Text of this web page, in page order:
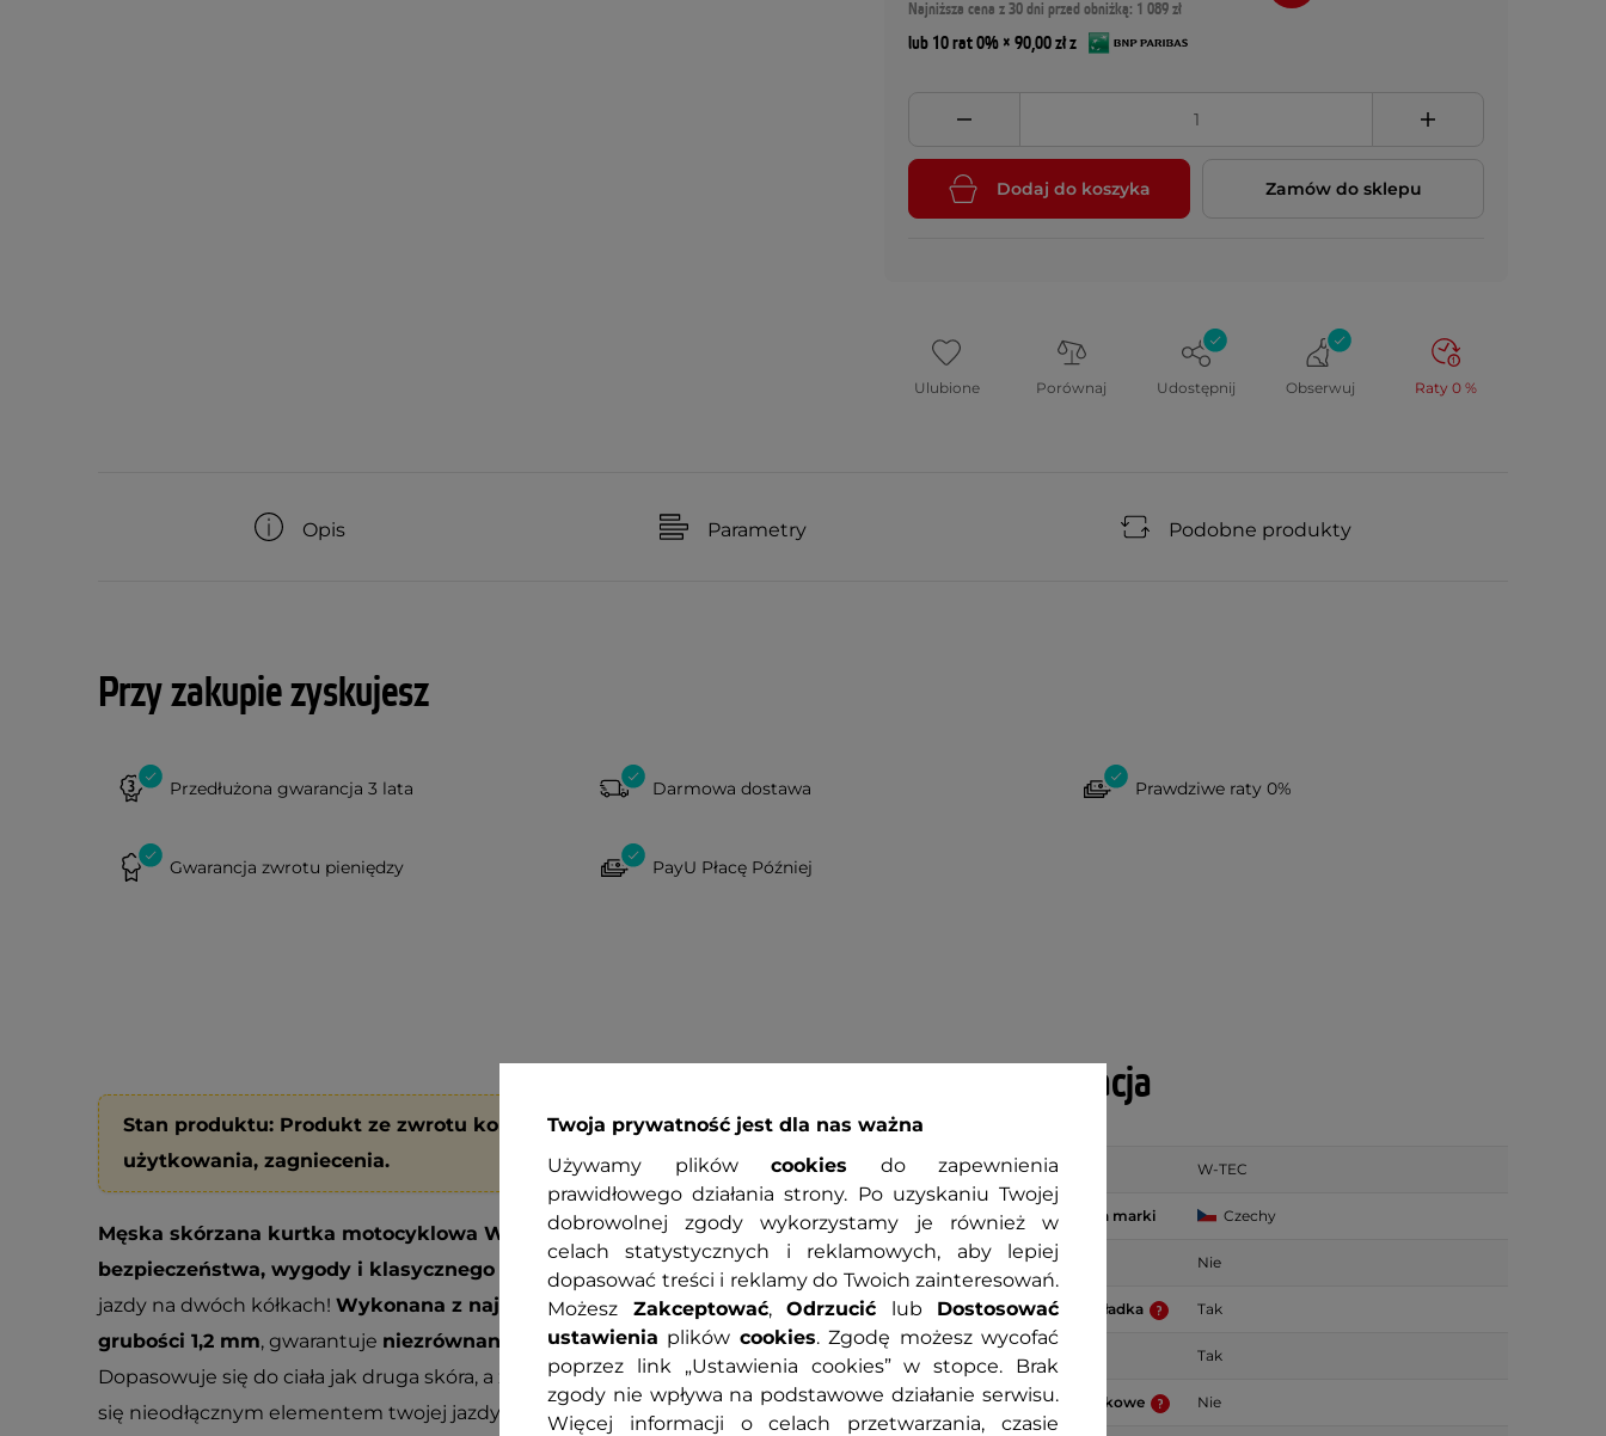
Najniższa cena z 30 dni przed obniżką: 1 089 zł
lub 10 rat 0% × 90,00 zł z
Dodaj do koszyka Zamów do sklepu
Ulubione Porównaj Udostępnij Obserwuj Raty 0 %
Opis Parametry Podobne produkty
Przy zakupie zyskujesz
Przedłużona gwarancja 3 lata Darmowa dostawa Prawdziwe raty 0%
Gwarancja zwrotu pieniędzy PayU Płacę Później
Stan produktu: Produkt ze zwrotu konsumenckiego. Może posiadać ślady
użytkowania, zagniecenia.
Męska skórzana kurtka motocyklowa W-TEC Brineo– połączenie
bezpieczeństwa, wygody i klasycznego stylu
, które zachwyci każdego miłośnika
jazdy na dwóch kółkach! Wykonana z najwyższej jakości skóry bydlęcej o
grubości 1,2 mm, gwarantuje niezrównaną odporność na trudności drogi.
Dopasowuje się do ciała jak druga skóra, a z każdym przejechanym kilometrem staje
się nieodłącznym elementem twojej jazdy.
Specyfikacja
Marka W-TEC
Kraj pochodzenia marki Czechy
Wentylacja Nie
Wyjmowana wkładka Tak
Ochraniacze Tak
Elementy odblaskowe Nie
Twoja prywatność jest dla nas ważna
Używamy plików cookies do zapewnienia
prawidłowego działania strony. Po uzyskaniu Twojej
dobrowolnej zgody wykorzystamy je również w
celach statystycznych i reklamowych, aby lepiej
dopasować treści i reklamy do Twoich zainteresowań.
Możesz Zakceptować, Odrzucić lub Dostosować
ustawienia plików cookies. Zgodę możesz wycofać
poprzez link „Ustawienia cookies” w stopce. Brak
zgody nie wpływa na podstawowe działanie serwisu.
Więcej informacji o celach przetwarzania, czasie